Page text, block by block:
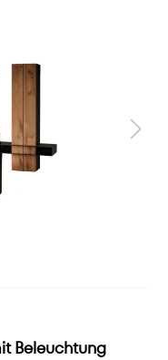
Beleuchtung